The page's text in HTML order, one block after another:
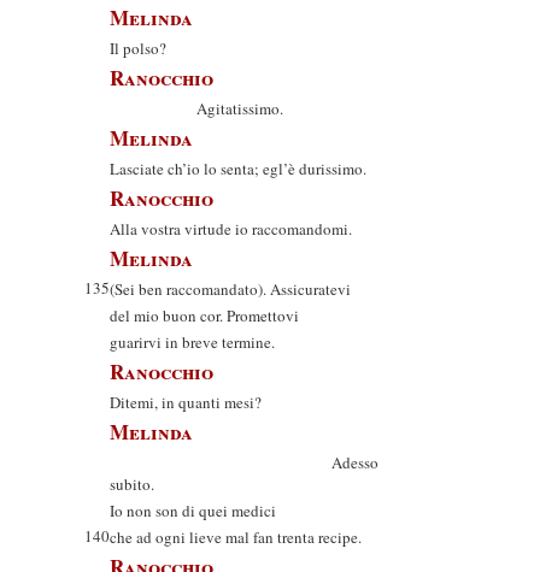
Melinda
Il polso?
Ranocchio
Agitatissimo.
Melinda
Lasciate ch’io lo senta; egl’è durissimo.
Ranocchio
Alla vostra virtude io raccomandomi.
Melinda
135(Sei ben raccomandato). Assicuratevi
del mio buon cor. Promettovi
guarirvi in breve termine.
Ranocchio
Ditemi, in quanti mesi?
Melinda
Adesso
subito.
Io non son di quei medici
140che ad ogni lieve mal fan trenta recipe.